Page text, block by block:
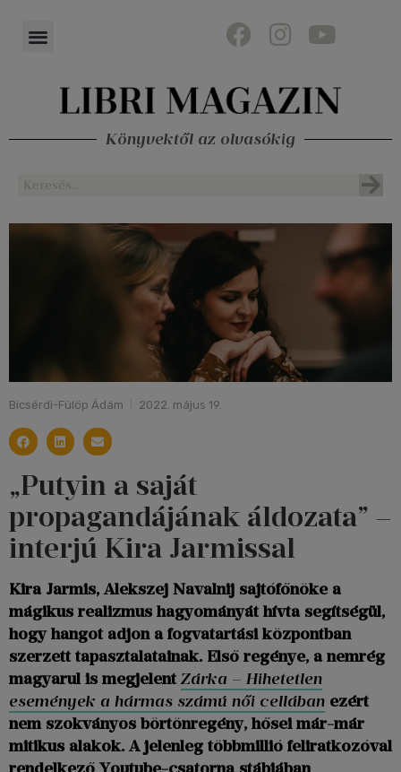
Könyvektől az olvasókig
Bicsérdi-Fülöp Ádám 2022. május 19.
„Putyin a saját
propagandájának áldozata” –
interjú Kira Jarmissal
Kira Jarmis, Alekszej Navalnij sajtófőnöke a
mágikus realizmus hagyományát hívta segítségül,
hogy hangot adjon a fogvatartási központban
szerzett tapasztalatainak. Első regénye, a nemrég
magyarul is megjelent Zárka – Hihetetlen
események a hármas számú női cellában ezért
nem szokványos börtönregény, hősei már-már
mitikus alakok. A jelenleg többmillió feliratkozóval